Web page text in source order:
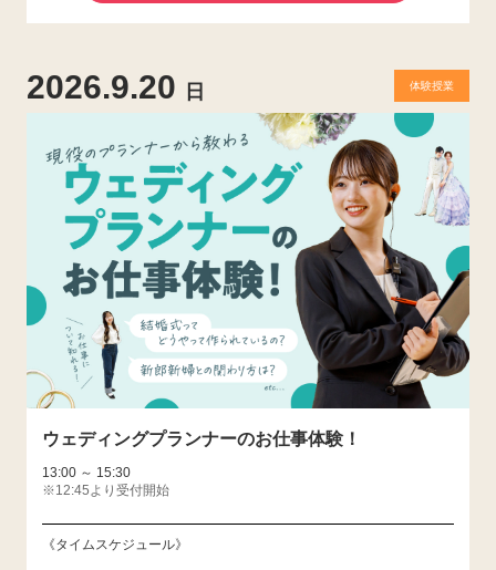
2026.9.20 日 体験授業
ウェディングプランナーのお仕事体験！
13:00 ～ 15:30
※12:45より受付開始
《タイムスケジュール》